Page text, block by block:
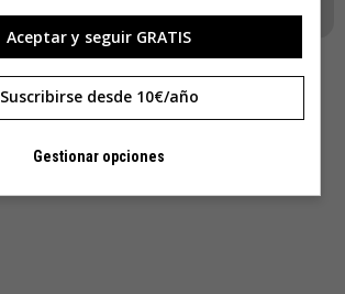
Aceptar y seguir GRATIS
Suscribirse desde 10€/año
Gestionar opciones